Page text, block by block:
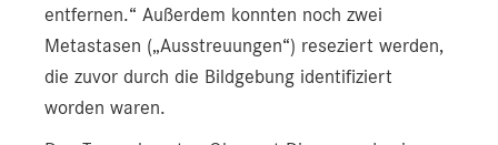
entfernen.“ Außerdem konnten noch zwei
Metastasen („Ausstreuungen“) reseziert werden,
die zuvor durch die Bildgebung identifiziert
worden waren.